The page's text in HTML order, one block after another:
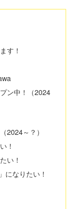
す！
ン中！（2024
2024～？）
！
い！
になりたい！